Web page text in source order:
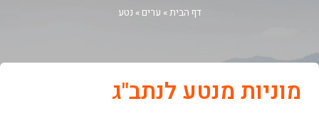
דף הבית» ערים » נטע
מוניות מנטע לנתב"ג